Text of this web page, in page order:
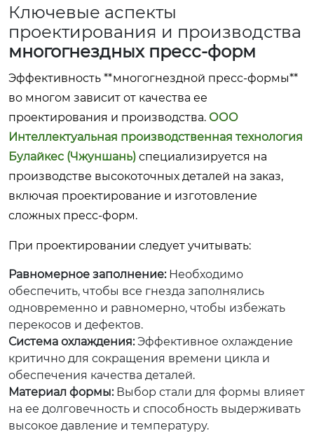
Ключевые аспекты
проектирования и производства
многогнездных пресс-форм
Эффективность **многогнездной пресс-формы**
во многом зависит от качества ее
проектирования и производства. ООО
Интеллектуальная производственная технология
Булайкес (Чжуншань) специализируется на
производстве высокоточных деталей на заказ,
включая проектирование и изготовление
сложных пресс-форм.
При проектировании следует учитывать:
Равномерное заполнение:Необходимо
обеспечить, чтобы все гнезда заполнялись
одновременно и равномерно, чтобы избежать
перекосов и дефектов.
Система охлаждения:Эффективное охлаждение
критично для сокращения времени цикла и
обеспечения качества деталей.
Материал формы:Выбор стали для формы влияет
на ее долговечность и способность выдерживать
высокое давление и температуру.